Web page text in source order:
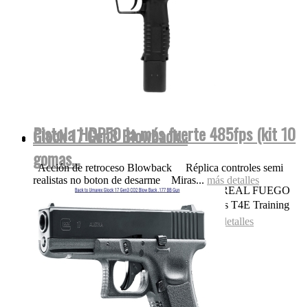
Pistola HDP50 la más fuerte 485fps (kit 10
gomas...
OJO NADA DE POLVORA SONIDO REAL FUEGO
FOGUEO ILEGAL👌 Las replicas pistolas T4E Training
for Engagement te permiten entrenar...
más detalles
Glock 17 Gen3 Blowback...
Acción de retroceso Blowback Réplica controles semi
realistas no boton de desarme Miras... más detalles